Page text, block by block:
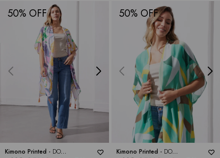
50
Kimono Printed - DO
50
Kimono Printed - DO